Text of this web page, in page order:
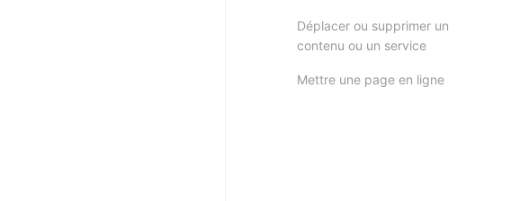
Déplacer ou supprimer un
contenu ou un service
Mettre une page en ligne